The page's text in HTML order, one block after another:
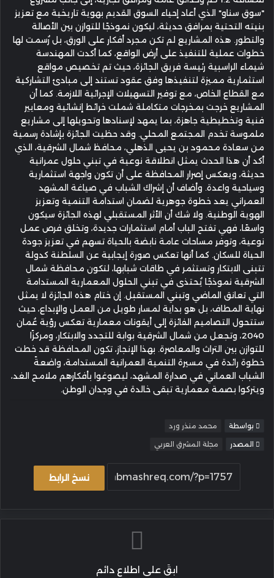
"سوق سناو" الذي أعاد إحياء السوق القديم بهوية تاريخية مع تعزيز
بنيته التحتية بمرافق حديثة، ليكون نموذجًا للتوازن بين الأصالة
والتطور. هذه المشاريع لم تكن مجرد أفكار على الورق، بل رُسمت لها
خطوات عملية للتنفيذ على أرض الواقع، كما أكدت المهندسة
شيماء الراسبية رئيسة فريق الجائزة، حيث تم تخصيص مواقع
استثمارية مميزة لتنفيذها وفق عقود تستند إلى مبادئ التشاركية
مع القطاع الخاص، مع توفير التسهيلات الإجرائية اللازمة. كما أن
المشاريع خرجت بمخرجات متكاملة شملت خرائط إنشائية ومعايير
فنية وتخطيطية جاهزة، بما يمهد لإسنادها وتحويلها إلى مشاريع
ملموسة تخدم المجتمع المحلي. وقد حظيت الجائزة بإشادة رسمية
من سعادة محمود بن يحيى الذهلي، محافظ شمال الشرقية، الذي
أكد أن هذا الحدث يمثل انطلاقة نوعية في تبني حلول عمرانية
حديثة، ويعكس إصرار المحافظة على أن تكون واجهة استثمارية
وسياحية واعدة. وأضاف أن إشراك الشباب في صياغة المشهد
العمراني يعد خطوة جوهرية لضمان استدامة التنمية وتعزيز
الهوية الوطنية. ولا شك أن الأثر المستقبلي لهذه الجائزة سيكون
واسعًا، فهي تفتح الباب أمام استثمارات جديدة، وتخلق فرص عمل
نوعية، وتوفر مساحات عامة نابضة بالحياة تسهم في تعزيز جودة
الحياة للسكان. كما أنها تعكس صورة إيجابية عن السلطنة كدولة
تتبنى الابتكار وتستثمر في طاقات شبابها، لتكون محافظة شمال
الشرقية نموذجًا يُحتذى في تبني الحلول المعمارية المستدامة
التي تعانق الماضي وتبني المستقبل. إن ختام هذه الجائزة لا يمثل
نهاية المطاف، بل هو بداية لمسار طويل من العمل والإبداع، حيث
ستتحول التصاميم الفائزة إلى أيقونات معمارية تعكس رؤية عُمان
2040، وتجعل من شمال الشرقية بوابة للتجدد والابتكار، ومركزًا
للتوازن بين التراث والمعاصرة. بهذا الإنجاز، تكون المحافظة قد خطت
خطوة رائدة في مسيرة التنمية العمرانية المستدامة، واضعةً
الشباب العماني في صدارة المشهد، ليصوغوا بأفكارهم ملامح الغد،
ويتركوا بصمة معمارية تبقى خالدة في وجدان الوطن.
بواسطة محمد منذر ورد
المصدر مجلة المشرق العربي
نسخ الرابط
ابقَ على اطلاع دائم